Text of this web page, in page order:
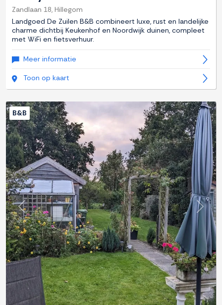
Zandlaan 18, Hillegom
Landgoed De Zuilen B&B combineert luxe, rust en landelijke
charme dichtbij Keukenhof en Noordwijk duinen, compleet
met WiFi en fietsverhuur.
Meer informatie
Toon op kaart
Previous Next
B&B